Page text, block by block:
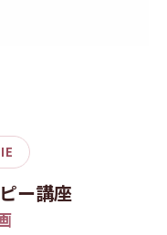
ー講座